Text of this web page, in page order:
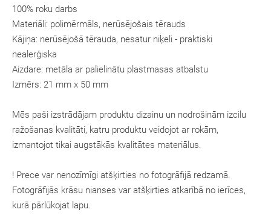
100% roku darbs
Materiāli: polimērmāls, nerūsējošais tērauds
Kājiņa: nerūsējošā tērauda, nesatur niķeli - praktiski
nealerģiska
Aizdare: metāla ar palielinātu plastmasas atbalstu
Izmērs: 21 mm x 50 mm
Mēs paši izstrādājam produktu dizainu un nodrošinām izcilu
ražošanas kvalitāti, katru produktu veidojot ar rokām,
izmantojot tikai augstākās kvalitātes materiālus.
! Prece var nenozīmīgi atšķirties no fotogrāfijā redzamā.
Fotogrāfijās krāsu nianses var atšķirties atkarībā no ierīces,
kurā pārlūkojat lapu.